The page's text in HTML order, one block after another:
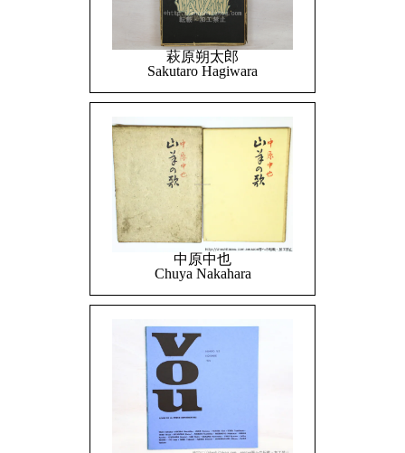
萩原朔太郎
Sakutaro Hagiwara
中原中也
Chuya Nakahara